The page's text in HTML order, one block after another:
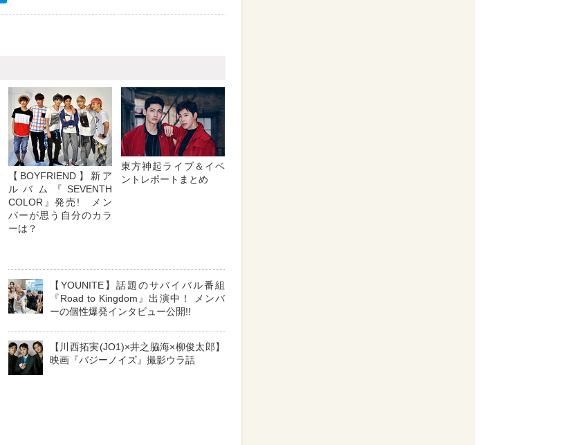
【BOYFRIEND】新ア
ルバム『SEVENTH
COLOR』発売! メン
バーが思う自分のカラ
ーは？
東方神起ライブ＆イベ
ントレポートまとめ
【YOUNITE】話題のサバイバル番組
『Road to Kingdom』出演中！ メンバ
ーの個性爆発インタビュー公開!!
【川西拓実(JO1)×井之脇海×柳俊太郎】
映画『バジーノイズ』撮影ウラ話